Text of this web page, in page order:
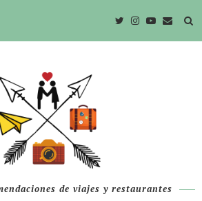
de viajes y restaurantes